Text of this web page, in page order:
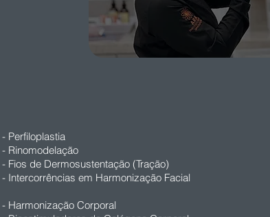
- Perfiloplastia
- Rinomodelação
- Fios de Dermosustentação (Tração)
- Intercorrências em Harmonização Facial
- Harmonização Corporal